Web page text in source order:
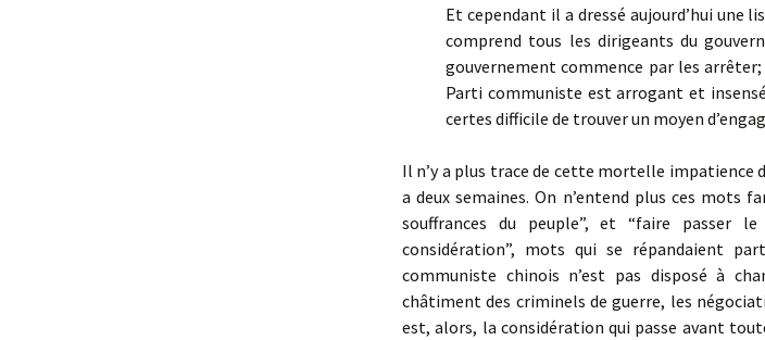
Et cependant il a dressé aujourd’hui une
comprend tous les dirigeants du
gouvernement commence par les
Parti communiste est arrogant et
certes difficile de trouver un moyen
Il n’y a plus trace de cette mortelle impatience
a deux semaines. On n’entend plus ces mots
souffrances du peuple”, et “faire passer
considération”, mots qui se répandaient
communiste chinois n’est pas disposé à
châtiment des criminels de guerre, les
est, alors, la considération qui passe avant